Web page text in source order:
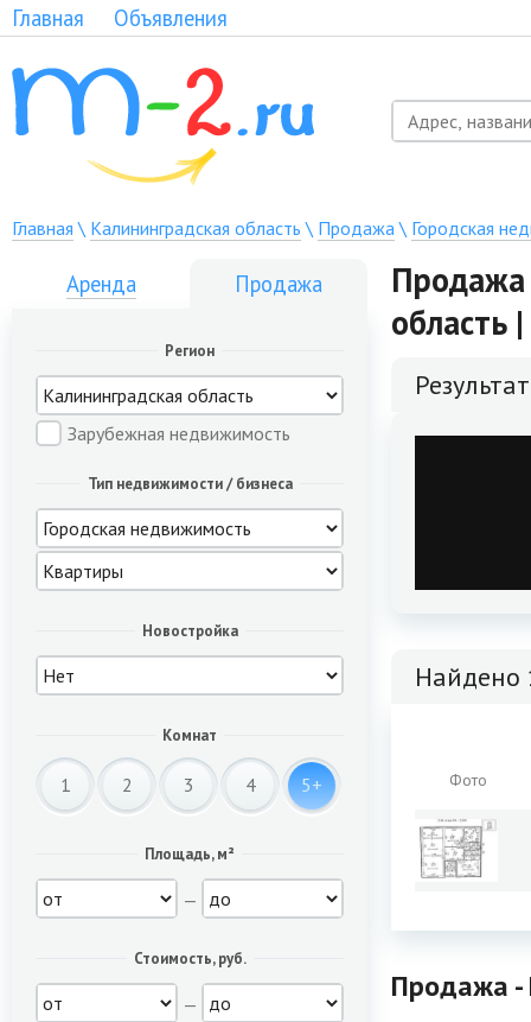
Главная Объявления
Главная \ Калининградская область \ Продажа\ Городская
Аренда Продажа
Регион
Зарубежная недвижимость
Тип недвижимости / бизнеса
Новостройка
Комнат
1 2 3 4 5+
Площадь, м²
—
Стоимость, руб.
—
область
Найдено
Фото
Продажа -